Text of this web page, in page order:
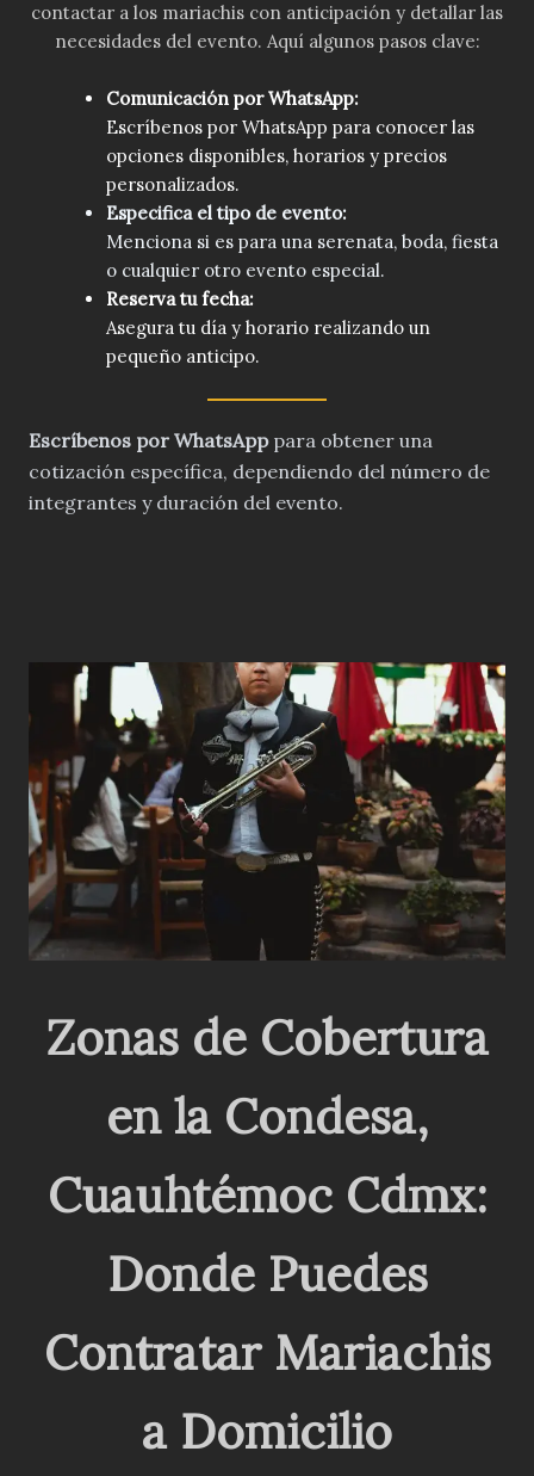
contactar a los mariachis con anticipación y detallar las
necesidades del evento. Aquí algunos pasos clave:
Comunicación por WhatsApp:
Escríbenos por WhatsApp para conocer las
opciones disponibles, horarios y precios
personalizados.
Especifica el tipo de evento:
Menciona si es para una serenata, boda, fiesta
o cualquier otro evento especial.
Reserva tu fecha:
Asegura tu día y horario realizando un
pequeño anticipo.
Escríbenos por WhatsApppara obtener una
cotización específica, dependiendo del número de
integrantes y duración del evento.
Zonas de Cobertura
enla Condesa,
CuauhtémocCdmx:
Donde Puedes
Contratar Mariachis
a Domicilio